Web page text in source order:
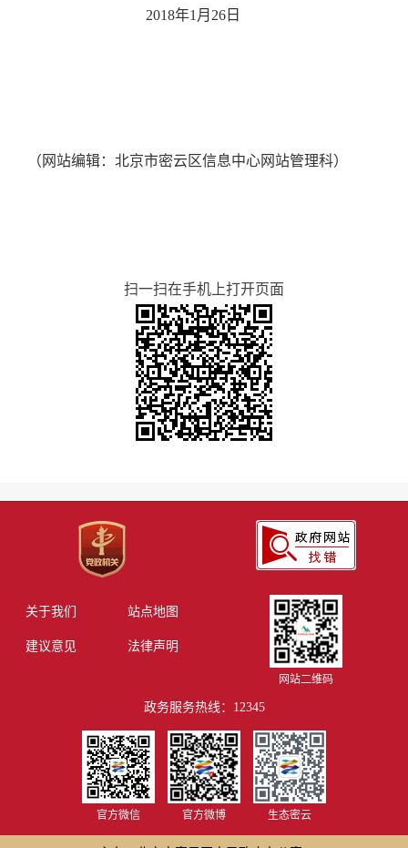
2018年1月26日
（网站编辑：北京市密云区信息中心网站管理科）
扫一扫在手机上打开页面
关于我们 站点地图
建议意见 法律声明
网站二维码
政务服务热线：12345
官方微信 官方微博 生态密云